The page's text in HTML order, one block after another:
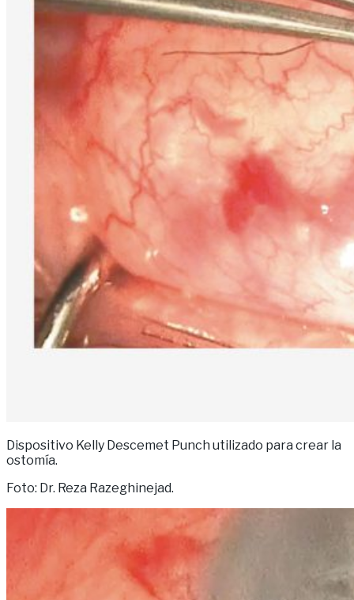
Dispositivo Kelly Descemet Punch utilizado para crear la
ostomía.
Foto: Dr. Reza Razeghinejad.